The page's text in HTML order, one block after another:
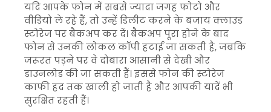
यदि आपके फोन में सबसे ज्यादा जगह फोटो और
वीडियो ले रहे हैं, तो उन्हें डिलीट करने के बजाय क्लाउड
स्टोरेज पर बैकअप कर दें। बैकअप पूरा होने के बाद
फोन से उनकी लोकल कॉपी हटाई जा सकती है, जबकि
जरूरत पड़ने पर वे दोबारा आसानी से देखी और
डाउनलोड की जा सकती हैं। इससे फोन की स्टोरेज
काफी हद तक खाली हो जाती है और आपकी यादें भी
सुरक्षित रहती हैं।